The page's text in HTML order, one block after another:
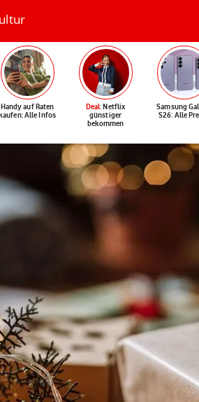
Handy auf Raten
Alle Infos
Deal: Netflix
günstiger
bekommen
Samsung
S26: Alle